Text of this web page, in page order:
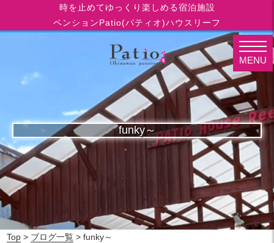
時を止めてゆっくり楽しめる宿泊施設
ペンションPatio(パティオ)ハウスリーフ
funky～
Top > ブログ一覧 > funky～
MENU